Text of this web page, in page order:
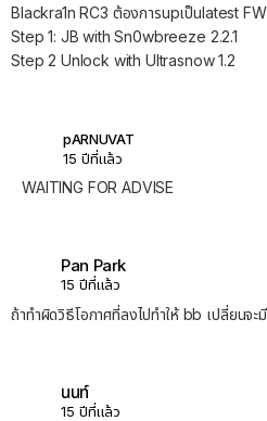
Blackra1n RC3 ต้องการupเป็นlatest FW
Step 1: JB with Sn0wbreeze 2.2.1
Step 2 Unlock with Ultrasnow 1.2
pARNUVAT
15 ปีที่แล้ว
WAITING FOR ADVISE
Pan Park
15 ปีที่แล้ว
ถ้าทำผิดวิธีโอกาศที่ลงไปทำให้ bb เปลี่ยนจะ
นนท์
15 ปีที่แล้ว